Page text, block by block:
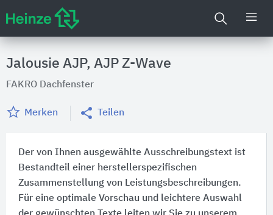
Jalousie AJP, AJP Z-Wave
FAKRO Dachfenster
Merken Teilen
Der von Ihnen ausgewählte Ausschreibungstext ist
Bestandteil einer herstellerspezifischen
Zusammenstellung von Leistungsbeschreibungen.
Für eine optimale Vorschau und leichtere Auswahl